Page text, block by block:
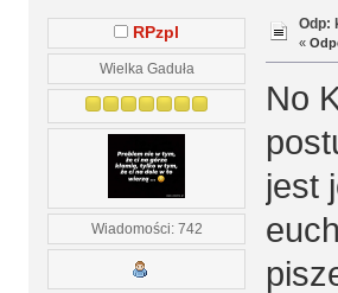
RPzpl
Wielka Gaduła
Wiadomości: 742
Odp:
«
No
jest